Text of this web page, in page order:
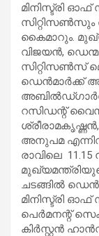
മിനിസ്ട്രി ഓഫ്
സിറ്റിസൺസും
കൈമാറും.
വിജയൻ,
സിറ്റിസൺസ്
ഡെൻമാർക്ക്
റസിഡന്റ്
ശ്രീരാമകൃഷ്ണൻ,
അനുപമ
രാവിലെ 11.15
ചടങ്ങിൽ
മിനിസ്ട്രി
പെർമനന്റ്
കിർസ്റ്റൻ